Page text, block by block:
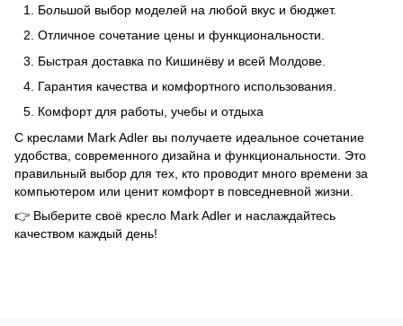
Большой выбор моделей на любой вкус и бюджет.
Отличное сочетание цены и функциональности.
Быстрая доставка по Кишинёву и всей Молдове.
Гарантия качества и комфортного использования.
Комфорт для работы, учебы и отдыха
С креслами Mark Adler вы получаете идеальное сочетание
удобства, современного дизайна и функциональности. Это
правильный выбор для тех, кто проводит много времени за
компьютером или ценит комфорт в повседневной жизни.
👉 Выберите своё кресло Mark Adler и наслаждайтесь
качеством каждый день!